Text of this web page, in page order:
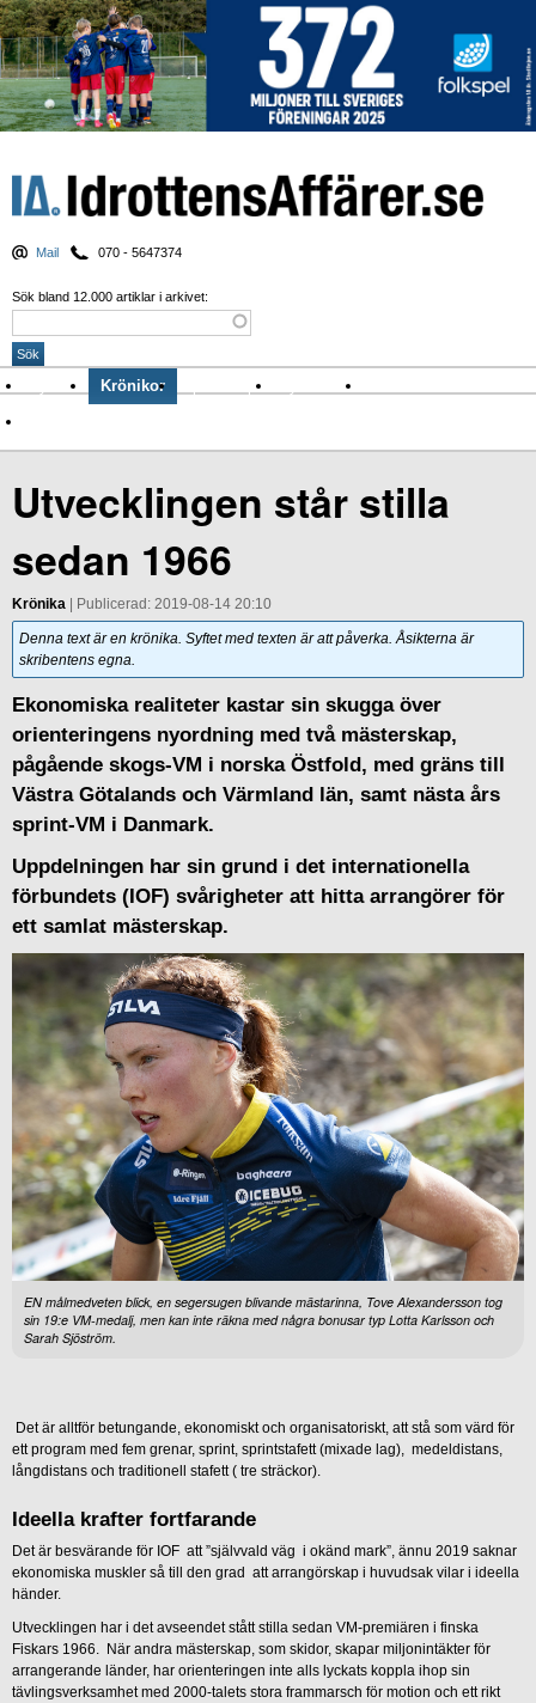
Mail 070 - 5647374
Sök bland 12.000 artiklar i arkivet:
Nyheter Krönikor Sport & spel Nyhetsbrev
Utvecklingen står stilla
sedan 1966
Krönika | Publicerad: 2019-08-14 20:10
Denna text är en krönika. Syftet med texten är att påverka. Åsikterna är
skribentens egna.
Ekonomiska realiteter kastar sin skugga över
orienteringens nyordning med två mästerskap,
pågående skogs-VM i norska Östfold, med gräns till
Västra Götalands och Värmland län, samt nästa års
sprint-VM i Danmark.
Uppdelningen har sin grund i det internationella
förbundets (IOF) svårigheter att hitta arrangörer för
ett samlat mästerskap.
EN målmedveten blick, en segersugen blivande mästarinna, Tove Alexandersson tog
sin 19:e VM-medalj, men kan inte räkna med några bonusar typ Lotta Karlsson och
Sarah Sjöström.
Det är alltför betungande, ekonomiskt och organisatoriskt, att stå som värd för
ett program med fem grenar, sprint, sprintstafett (mixade lag), medeldistans,
långdistans och traditionell stafett ( tre sträckor).
Ideella krafter fortfarande
Det är besvärande för IOF att ”självvald väg i okänd mark”, ännu 2019 saknar
ekonomiska muskler så till den grad att arrangörskap i huvudsak vilar i ideella
händer.
Utvecklingen har i det avseendet stått stilla sedan VM-premiären i finska
Fiskars 1966. När andra mästerskap, som skidor, skapar miljonintäkter för
arrangerande länder, har orienteringen inte alls lyckats koppla ihop sin
tävlingsverksamhet med 2000-talets stora frammarsch för motion och ett rikt